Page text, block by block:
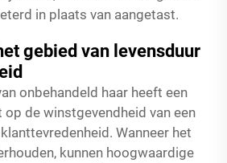
in plaats van aangetast.
gebied van levensduur
onbehandeld haar heeft een
de winstgevendheid van een
Wanneer het
kunnen hoogwaardige